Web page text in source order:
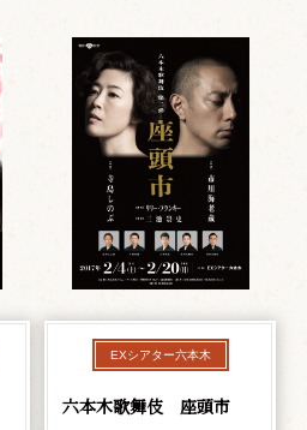
EXシアター六本木
六本木歌舞伎 座頭市